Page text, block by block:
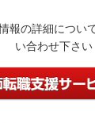
報の詳細につい
い合わせ下さい